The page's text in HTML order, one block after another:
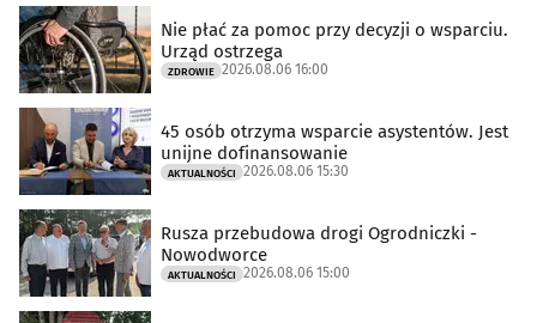
Nie płać za pomoc przy decyzji o wsparciu.
Urząd ostrzega
ZDROWIE 2026.08.06 16:00
45 osób otrzyma wsparcie asystentów. Jest
unijne dofinansowanie
AKTUALNOŚCI 2026.08.06 15:30
Rusza przebudowa drogi Ogrodniczki -
Nowodworce
AKTUALNOŚCI 2026.08.06 15:00